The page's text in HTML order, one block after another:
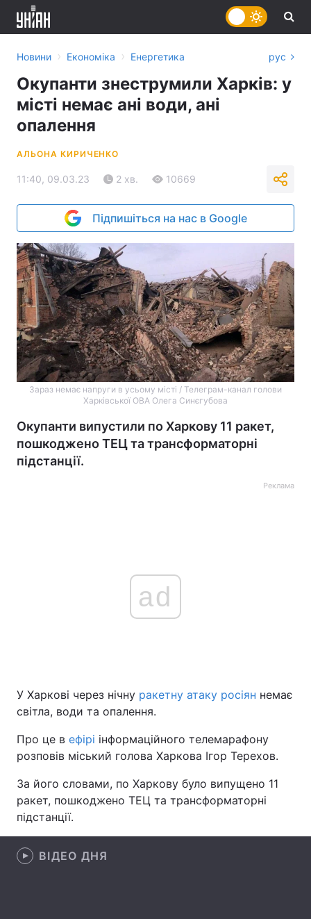
Україна
Економіка Світ
Техно і зв'язок Лайт
Зброя Інциденти
Здоров'я
Новини › Економіка › Енергетика рус
Окупанти знеструмили Харків: у
місті немає ані води, ані
опалення
АЛЬОНА КИРИЧЕНКО
11:40, 09.03.23 2 хв. 10669
Підпишіться на нас в Google
Зараз немає напруги в усьому місті / Телеграм-канал голови
Харківської ОВА Олега Синєгубова
Окупанти випустили по Харкову 11 ракет,
пошкоджено ТЕЦ та трансформаторні
підстанції.
Реклама
ad
У Харкові через нічну ракетну атаку росіян немає
світла, води та опалення.
Про це в ефірі інформаційного телемарафону
розповів міський голова Харкова Ігор Терехов.
За його словами, по Харкову було випущено 11
ракет, пошкоджено ТЕЦ та трансформаторні
підстанції.
ВІДЕО ДНЯ